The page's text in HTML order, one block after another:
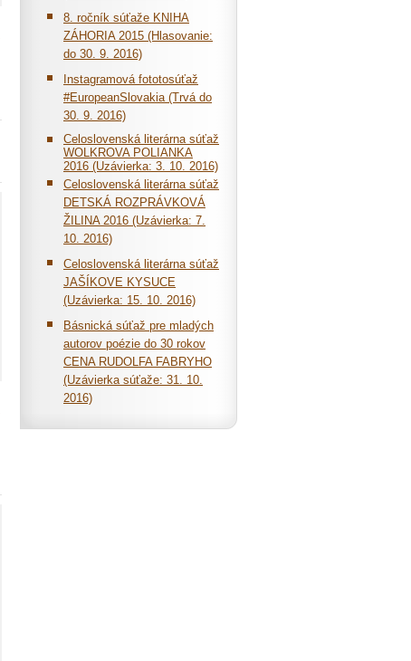
8. ročník súťaže KNIHA
ZÁHORIA 2015 (Hlasovanie:
do 30. 9. 2016)
Instagramová fototosúťaž
#EuropeanSlovakia (Trvá do
30. 9. 2016)
Celoslovenská literárna sú­ťaž
WOLKROVA POLIANKA
2016 (Uzávierka: 3. 10. 2016)
Celoslovenská literárna súťaž
DETSKÁ ROZPRÁVKOVÁ
ŽILINA 2016 (Uzávierka: 7.
10. 2016)
Celoslovenská literárna súťaž
JAŠÍKOVE KYSUCE
(Uzávierka: 15. 10. 2016)
Básnická súťaž pre mladých
autorov poézie do 30 rokov
CENA RUDOLFA FABRYHO
(Uzávierka súťaže: 31. 10.
2016)